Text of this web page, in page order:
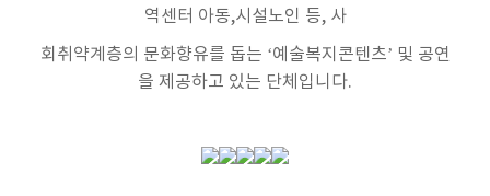
역센터 아동,시설노인 등, 사
회취약계층의 문화향유를 돕는 ‘예술복지콘텐츠’ 및 공연
을 제공하고 있는 단체입니다.